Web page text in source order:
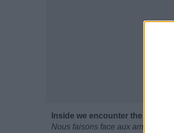
Inside we encounter the armies
Nous faisons face aux armées du